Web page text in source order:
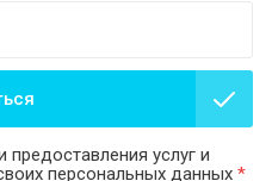
услуг и
персональных данных *